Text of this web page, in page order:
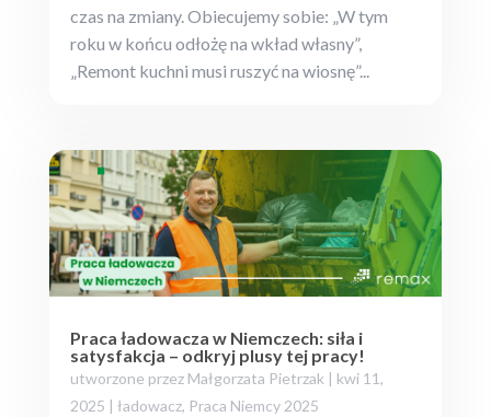
czas na zmiany. Obiecujemy sobie: „W tym
roku w końcu odłożę na wkład własny”,
„Remont kuchni musi ruszyć na wiosnę”...
Praca ładowacza w Niemczech: siła i
satysfakcja – odkryj plusy tej pracy!
utworzone przez Małgorzata Pietrzak | kwi 11,
2025 | ładowacz, Praca Niemcy 2025